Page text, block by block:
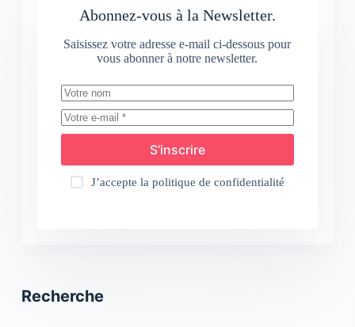
Abonnez-vous à la Newsletter.
Saisissez votre adresse e-mail ci-dessous pour
vous abonner à notre newsletter.
S’inscrire
J’accepte la politique de confidentialité
Recherche